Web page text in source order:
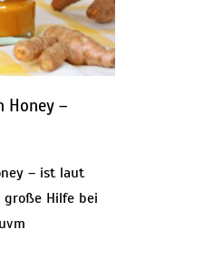
Honey –
– ist laut
große Hilfe bei